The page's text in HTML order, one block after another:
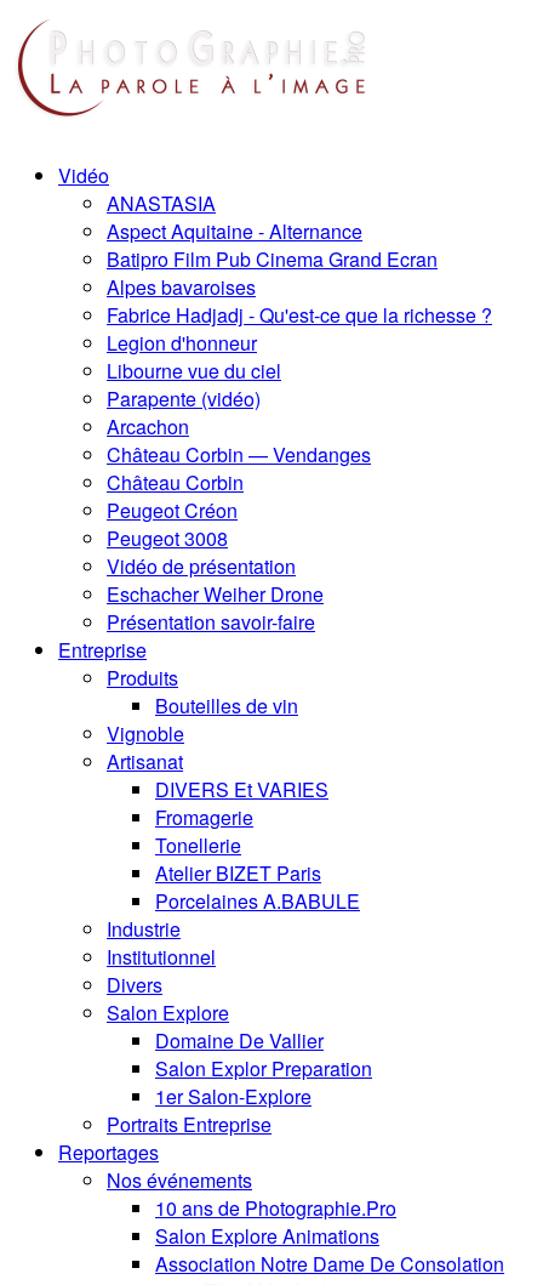
Vidéo
ANASTASIA
Aspect Aquitaine - Alternance
Batipro Film Pub Cinema Grand Ecran
Alpes bavaroises
Fabrice Hadjadj - Qu'est-ce que la richesse ?
Legion d'honneur
Libourne vue du ciel
Parapente (vidéo)
Arcachon
Château Corbin — Vendanges
Château Corbin
Peugeot Créon
Peugeot 3008
Vidéo de présentation
Eschacher Weiher Drone
Présentation savoir-faire
Entreprise
Produits
Bouteilles de vin
Vignoble
Artisanat
DIVERS Et VARIES
Fromagerie
Tonellerie
Atelier BIZET Paris
Porcelaines A.BABULE
Industrie
Institutionnel
Divers
Salon Explore
Domaine De Vallier
Salon Explor Preparation
1er Salon-Explore
Portraits Entreprise
Reportages
Nos événements
10 ans de Photographie.Pro
Salon Explore Animations
Association Notre Dame De Consolation